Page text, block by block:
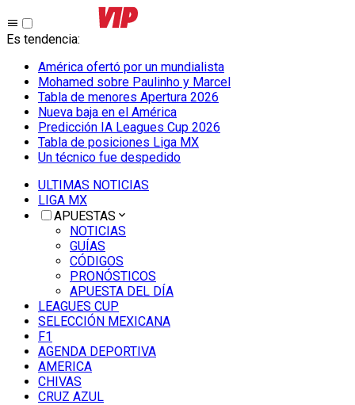
Es tendencia:
América ofertó por un mundialista
Mohamed sobre Paulinho y Marcel
Tabla de menores Apertura 2026
Nueva baja en el América
Predicción IA Leagues Cup 2026
Tabla de posiciones Liga MX
Un técnico fue despedido
ULTIMAS NOTICIAS
LIGA MX
APUESTAS
NOTICIAS
GUÍAS
CÓDIGOS
PRONÓSTICOS
APUESTA DEL DÍA
LEAGUES CUP
SELECCIÓN MEXICANA
F1
AGENDA DEPORTIVA
AMERICA
CHIVAS
CRUZ AZUL